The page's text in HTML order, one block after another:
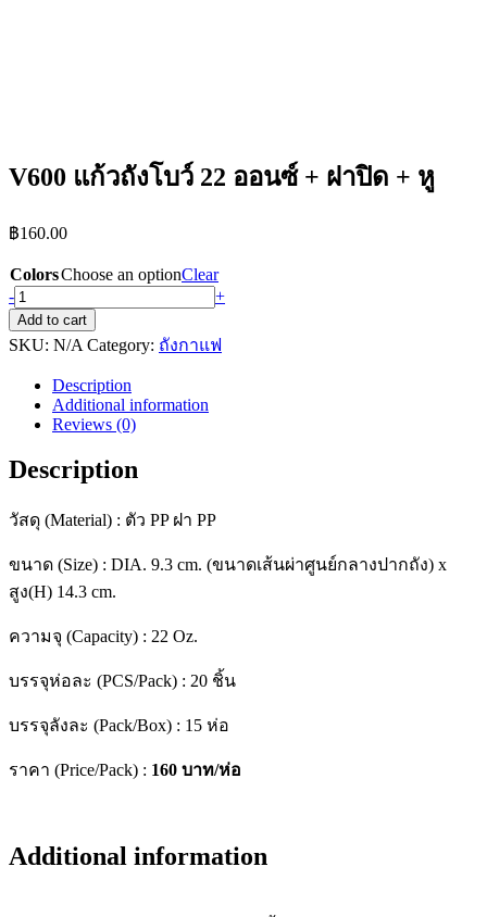
V600 แก้วถังโบว์ 22 ออนซ์ + ฝาปิด + หู
฿160.00
ColorsChoose an optionClear
V600
แก้ว
ถัง
ออนซ์
ฝา
+
quantity
- +
Add to cart
SKU: N/A Category: ถังกาแฟ
Description
Additional information
Reviews (0)
Description
วัสดุ (Material) : ตัว PP ฝา PP
ขนาด (Size) : DIA. 9.3 cm. (ขนาดเส้นผ่าศูนย์กลางปากถัง) x
สูง(H) 14.3 cm.
ความจุ (Capacity) : 22 Oz.
บรรจุห่อละ (PCS/Pack) : 20 ชิ้น
บรรจุลังละ (Pack/Box) : 15 ห่อ
ราคา (Price/Pack) : 160 บาท/ห่อ
Additional information